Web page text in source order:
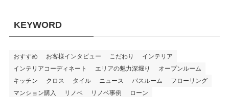
KEYWORD
おすすめ お客様インタビュー こだわり
インテリア
インテリアコーディネート
エリアの魅力深堀り
オープンルーム
キッチン
クロス タイル ニュース バスルーム
フローリング
マンション購入
リノベ リノベ事例
ローン